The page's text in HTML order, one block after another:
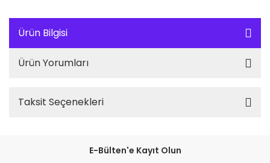
Ürün Bilgisi
Ürün Yorumları
Taksit Seçenekleri
E-Bülten'e Kayıt Olun